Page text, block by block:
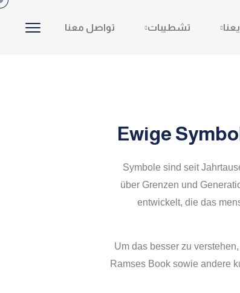
تشطيبات تواصل معنا
Ewige
Symbole sind seit
über Grenzen und
entwickelt, die das
Um das besser zu
Ramses Book sowie andere